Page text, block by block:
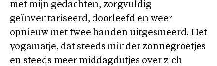
met mijn gedachten, zorgvuldig
geïnventariseerd, doorleefd en weer
opnieuw met twee handen uitgesmeerd. Het
yogamatje, dat steeds minder zonnegroetjes
en steeds meer middagdutjes over zich